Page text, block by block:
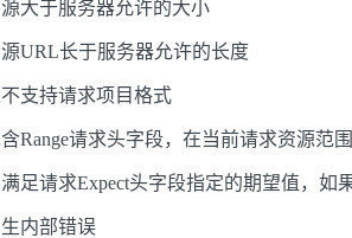
于服务器允许的大小
长于服务器允许的长度
持请求项目格式
请求头字段，在当前请求资源范围
求Expect头字段指定的期望值，如
内部错误